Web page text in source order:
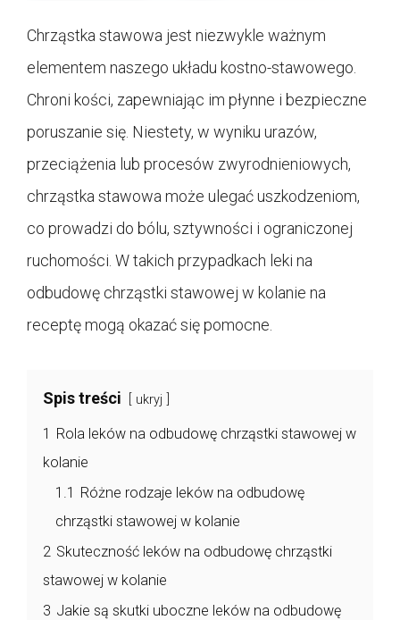
Chrząstka stawowa jest niezwykle ważnym
elementem naszego układu kostno-stawowego.
Chroni kości, zapewniając im płynne i bezpieczne
poruszanie się. Niestety, w wyniku urazów,
przeciążenia lub procesów zwyrodnieniowych,
chrząstka stawowa może ulegać uszkodzeniom,
co prowadzi do bólu, sztywności i ograniczonej
ruchomości. W takich przypadkach leki na
odbudowę chrząstki stawowej w kolanie na
receptę mogą okazać się pomocne.
Spis treści ukryj
1 Rola leków na odbudowę chrząstki stawowej w
kolanie
1.1 Różne rodzaje leków na odbudowę
chrząstki stawowej w kolanie
2 Skuteczność leków na odbudowę chrząstki
stawowej w kolanie
3 Jakie są skutki uboczne leków na odbudowę